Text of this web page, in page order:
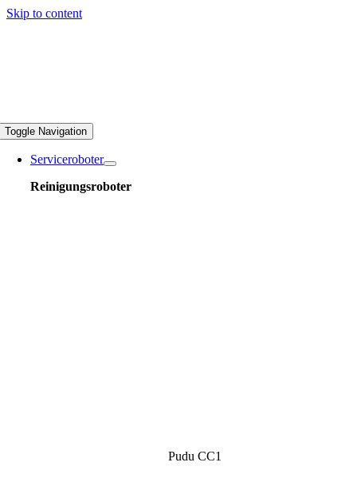
Skip to content
Toggle Navigation
Serviceroboter
Reinigungsroboter
Pudu CC1